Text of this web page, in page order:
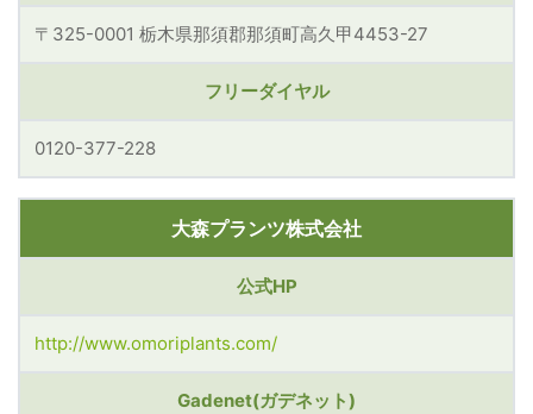
〒325-0001 栃木県那須郡那須町高久甲4453-27
フリーダイヤル
0120-377-228
大森プランツ株式会社
公式HP
http://www.omoriplants.com/
Gadenet(ガデネット)